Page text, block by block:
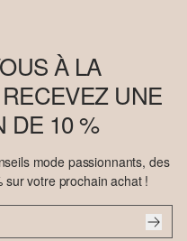
À LA
UNE
DE 10 %
mode passionnants, des
votre prochain achat !